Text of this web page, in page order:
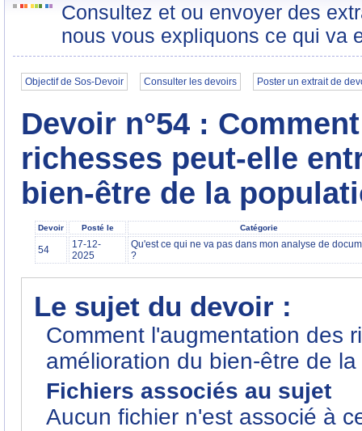
Consultez et ou envoyer des
nous vous expliquons ce qui va
Objectif de Sos-Devoir Consulter les devoirs Poster un extrait de
Devoir n°54 :
richesses peut-elle
bien-être de la
Devoir Posté le Catégorie
54
17-12-
2025
Qu'est ce qui ne va pas dans mon analyse de
?
Le sujet du devoir :
Comment l'augmentation des
amélioration du bien-être de
Fichiers associés au sujet
Aucun fichier n'est associé à